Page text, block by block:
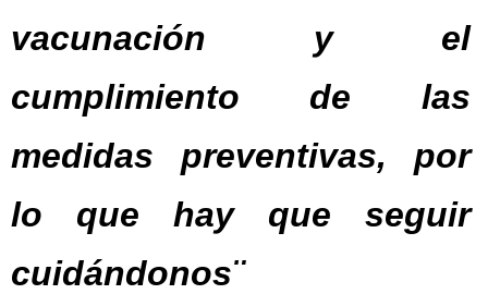
vacunación y el
cumplimiento de las
medidas preventivas, por
lo que hay que seguir
cuidándonos¨